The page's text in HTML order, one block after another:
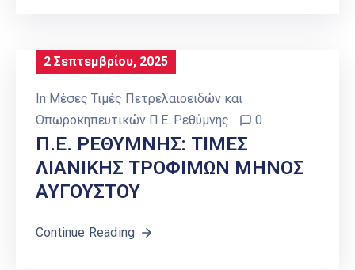
2 Σεπτεμβρίου, 2025
In Μέσες Τιμές Πετρελαιοειδών και
Οπωροκηπευτικών Π.Ε. Ρεθύμνης
0
Π.Ε. ΡΕΘΥΜΝΗΣ: ΤΙΜΕΣ
ΛΙΑΝΙΚΗΣ ΤΡΟΦΙΜΩΝ ΜΗΝΟΣ
ΑΥΓΟΥΣΤΟΥ
Continue Reading